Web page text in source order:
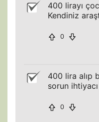
400 lirayı
Kendiniz
0
400 lira alıp
sorun
0